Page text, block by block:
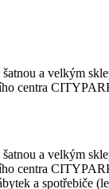
a velkým
centra
a velkým
centra
a spotřebiče